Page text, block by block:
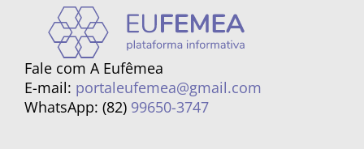
Fale com A Eufêmea
E-mail: portaleufemea@gmail.com
WhatsApp: (82) 99650-3747